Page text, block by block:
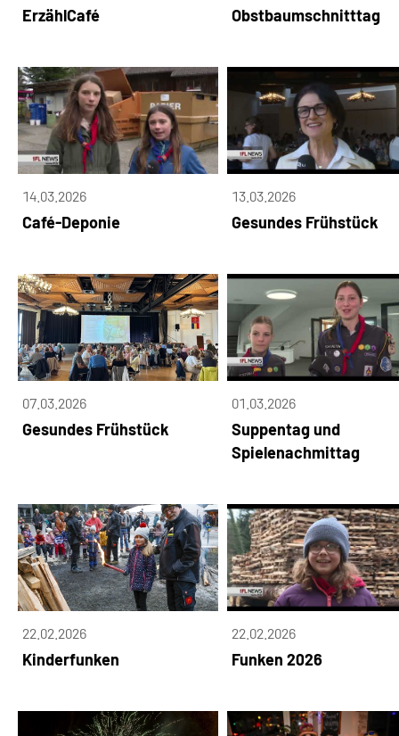
ErzählCafé Obstbaumschnitttag
14.03.2026
Café-Deponie
13.03.2026
Gesundes Frühstück
07.03.2026
Gesundes Frühstück
01.03.2026
Suppentag und
Spielenachmittag
22.02.2026
Kinderfunken
22.02.2026
Funken 2026